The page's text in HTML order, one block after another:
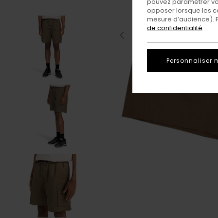
opposer lorsque les
mesure d’audience).
de confidentialité
Personnaliser